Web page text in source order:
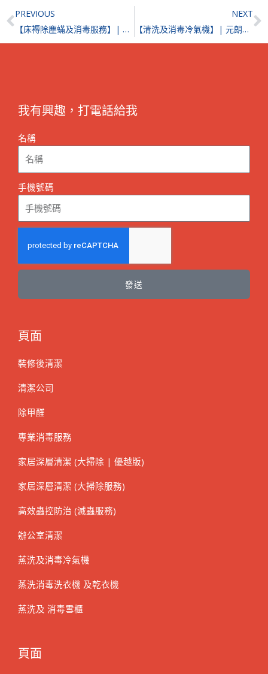
Prev
PREVIOUS
【床褥除塵蟎及消毒服務】| 紅磡海濱南岸
NEXT
【清洗及消毒冷氣機】| 元朗Yoho Hub | 元朗洗冷氣
我有興趣，打電話給我
名稱
手機號碼
發送
頁面
裝修後清潔
清潔公司
除甲醛
專業消毒服務
家居深層清潔 (大掃除 | 優越版)
家居深層清潔 (大掃除服務)
高效蟲控防治 (滅蟲服務)
辦公室清潔
蒸洗及消毒冷氣機
蒸洗消毒洗衣機 及乾衣機
蒸洗及 消毒雪櫃
頁面